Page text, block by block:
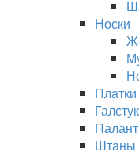
Носки
Платки
Штаны